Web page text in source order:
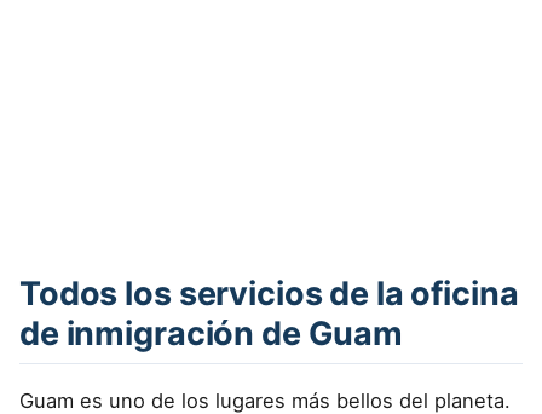
Todos los servicios de la oficina
de inmigración de Guam
Guam es uno de los lugares más bellos del planeta.